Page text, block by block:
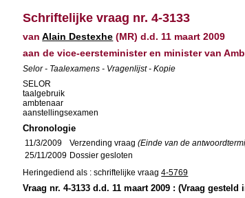
Schriftelijke vraag nr. 4-3133
vanAlain Destexhe (MR) d.d. 11 maart 2009
aan de vice-eersteminister en minister van
Selor - Taalexamens - Vragenlijst - Kopie
SELOR
taalgebruik
ambtenaar
aanstellingsexamen
Chronologie
11/3/2009 Verzending vraag(Einde van de
25/11/2009 Dossier gesloten
Heringediend als : schriftelijke vraag4-5769
Vraag nr. 4-3133 d.d. 11 maart 2009 : (Vraag gesteld